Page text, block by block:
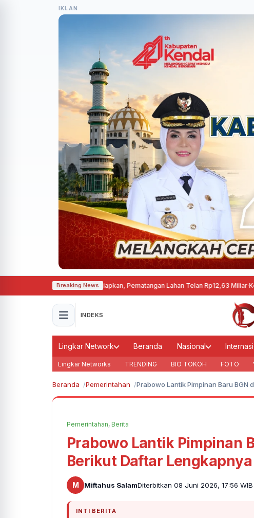
IKLAN
Breaking News
di Cepu Mulai Disiapkan, Pematangan Lahan Telan Rp12,63 Miliar·Kebakaran
INDEKS
Lingkar Network Beranda Nasional
Lingkar Networks TRENDING BIO TOKOH FOTO
Beranda Pemerintahan Prabowo Lantik Pimpinan Baru BGN
Pemerintahan, Berita
Prabowo Lantik Pimpinan
Berikut Daftar Lengkapnya
M Miftahus SalamDiterbitkan 08 Juni 2026, 17:56 WIB
INTI BERITA